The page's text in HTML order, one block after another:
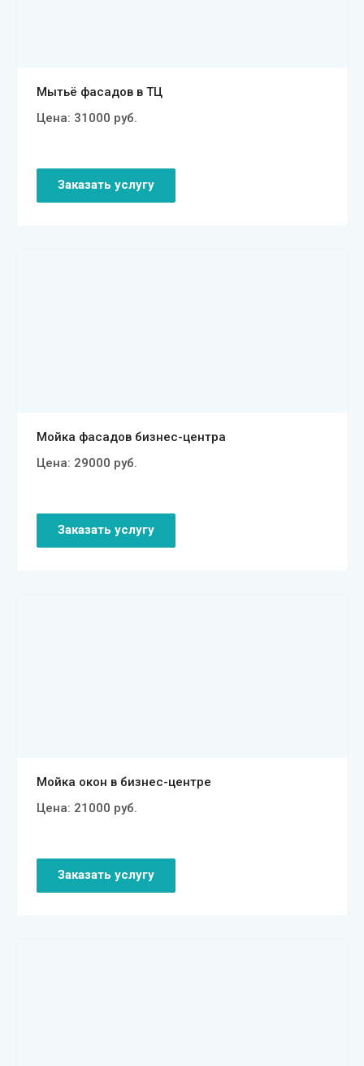
Мытьё фасадов в ТЦ
Цена: 31000 руб.
Заказать услугу
Мойка фасадов бизнес-центра
Цена: 29000 руб.
Заказать услугу
Мойка окон в бизнес-центре
Цена: 21000 руб.
Заказать услугу